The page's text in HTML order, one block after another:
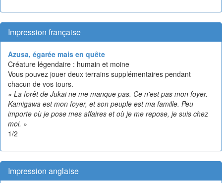
Impression française
Azusa, égarée mais en quête
Créature légendaire : humain et moine
Vous pouvez jouer deux terrains supplémentaires pendant
chacun de vos tours.
« La forêt de Jukai ne me manque pas. Ce n'est pas mon foyer.
Kamigawa est mon foyer, et son peuple est ma famille. Peu
importe où je pose mes affaires et où je me repose, je suis chez
moi. »
1/2
Impression anglaise